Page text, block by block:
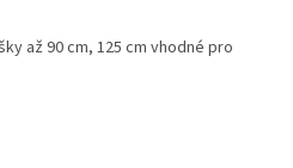
až 90 cm, 125 cm vhodné pro